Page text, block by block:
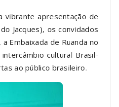
vibrante apresentação de
Jacques), os convidados
Embaixada de Ruanda no
cultural Brasil-
ao público brasileiro.